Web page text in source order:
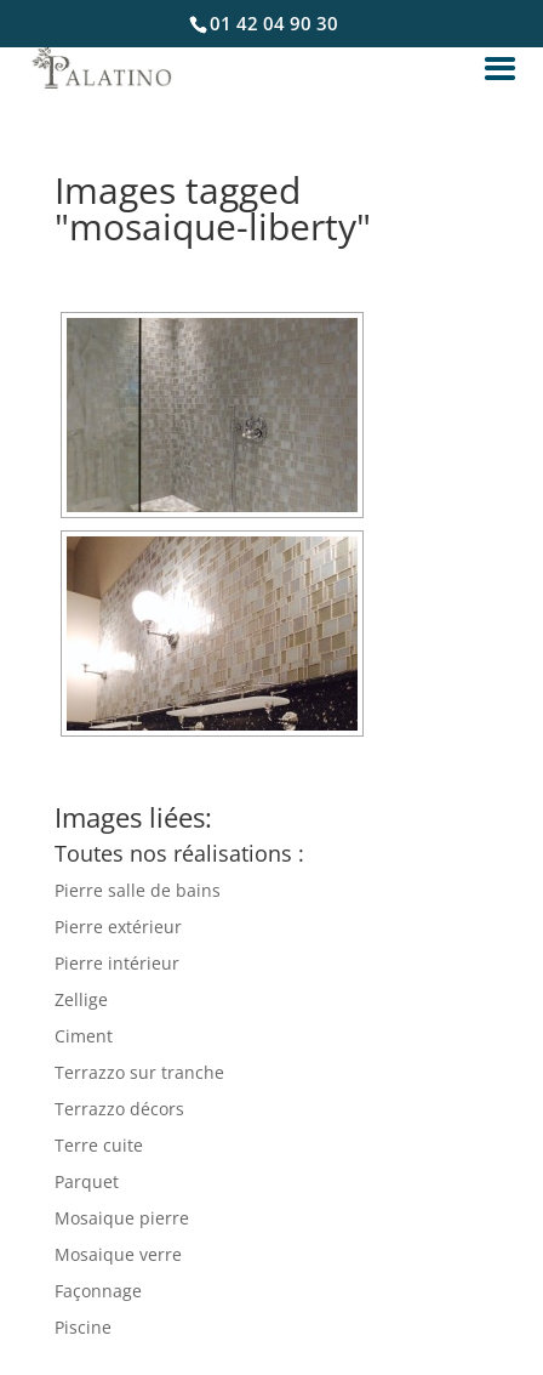
01 42 04 90 30
Images tagged
"mosaique-liberty"
Images liées:
Toutes nos réalisations :
Pierre salle de bains
Pierre extérieur
Pierre intérieur
Zellige
Ciment
Terrazzo sur tranche
Terrazzo décors
Terre cuite
Parquet
Mosaique pierre
Mosaique verre
Façonnage
Piscine